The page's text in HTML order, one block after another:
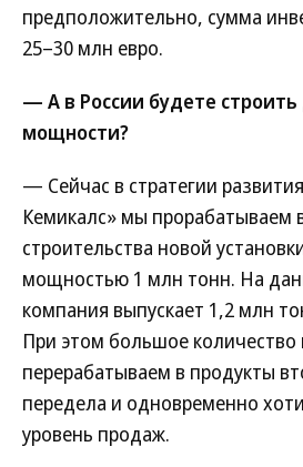
предположительно, сумма
25–30 млн евро.
— А в России будете
мощности?
— Сейчас в стратегии
Кемикалс» мы прорабатываем
строительства новой
мощностью 1 млн тонн. На
компания выпускает 1,2 млн
При этом большое количество
перерабатываем в продукты
передела и одновременно
уровень продаж.